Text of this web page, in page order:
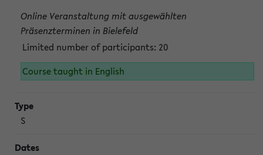
Online Veranstaltung mit ausgewählten
Präsenzterminen in Bielefeld
Limited number of participants: 20
Course taught in English
S